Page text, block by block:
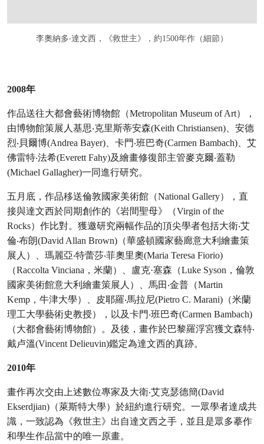
李奧納多‧達文西，《救世主》，約1500年作（細節）
2008年
作品送往大都會藝術博物館（Metropolitan Museum of Art），
由博物館策展人基思‧克里斯蒂安森(Keith Christiansen)、安德
烈‧貝爾博(Andrea Bayer)、卡門‧班巴奇(Carmen Bambach)、艾
佛雷特‧法希(Everett Fahy)及繪畫修復部主管麥克爾‧蓋勒
(Michael Gallagher)一同進行研究。
五月底，作品移送倫敦國家美術館（National Gallery），直
接與達文西於同期創作的《岩間聖母》（Virgin of the
Rocks）作比對。獲邀研究兩幅作品的頂尖學者包括大衛‧艾
倫‧布朗(David Allan Brown)（華盛頓國家藝廊意大利繪畫策
展人）、瑪麗亞‧特蕾莎‧菲奧里奧(Maria Teresa Fiorio)
（Raccolta Vinciana，米蘭）、盧克·塞森（Luke Syson，倫敦
國家美術館意大利繪畫策展人）、馬田‧金普（Martin
Kemp，牛津大學）、皮耶羅‧馬拉尼(Pietro C. Marani)（米蘭
理工大學藝術史教授），以及卡門‧班巴奇(Carmen Bambach)
（大都會藝術博物館）。及後，畫作於巴黎羅浮宮獲文森特‧
戴卢溫(Vincent Delieuvin)鑑定為達文西的真跡。
2010年
畫作再次交由上述數位專家及大衛‧艾克瑟德簡(David
Ekserdjian)（萊斯特大學）於紐約進行研究。一眾學者達成共
識，一致認為《救世主》出自達文西之手，並且是眾多摹作
和學生作品當中的唯一原畫。